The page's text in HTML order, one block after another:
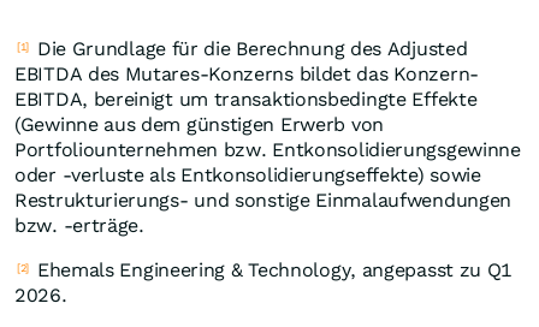
[1]
Die Grundlage für die Berechnung des Adjusted
EBITDA des Mutares-Konzerns bildet das Konzern-
EBITDA, bereinigt um transaktionsbedingte Effekte
(Gewinne aus dem günstigen Erwerb von
Portfoliounternehmen bzw. Entkonsolidierungsgewinne
oder -verluste als Entkonsolidierungseffekte) sowie
Restrukturierungs- und sonstige Einmalaufwendungen
bzw. -erträge.
[2]
Ehemals Engineering & Technology, angepasst zu Q1
2026.